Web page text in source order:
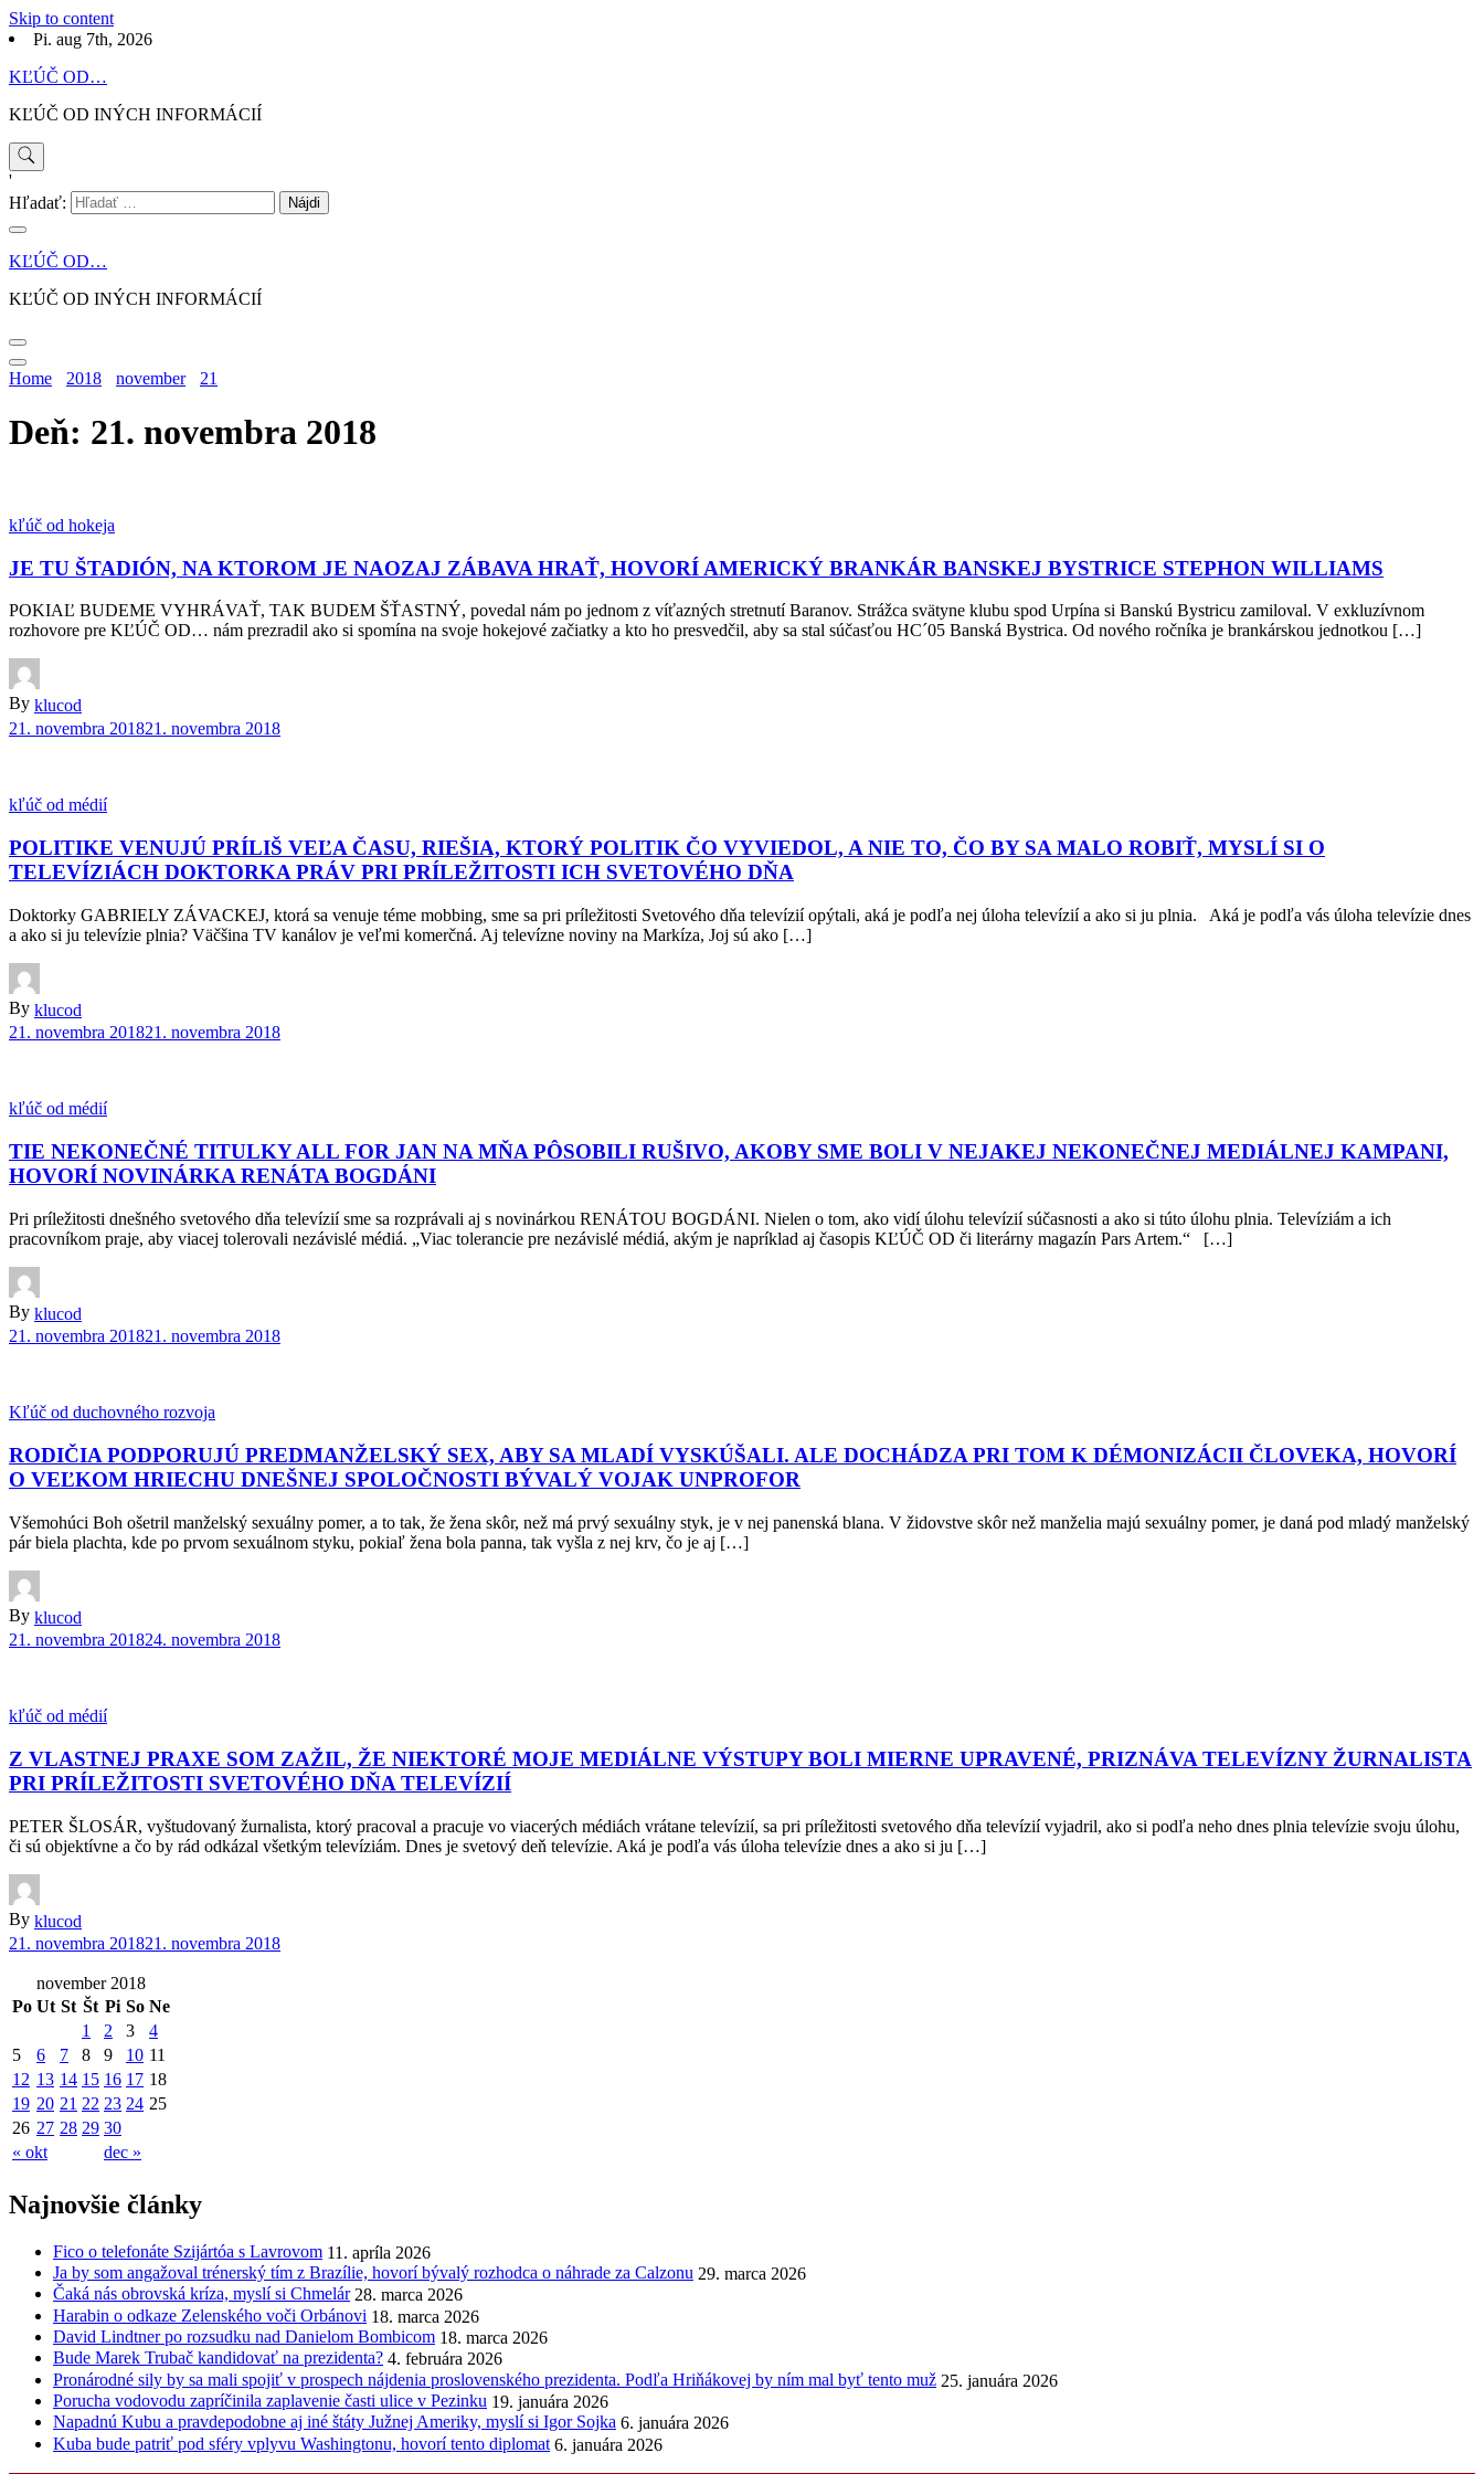
Skip to content
Pi. aug 7th, 2026
KĽÚČ OD…
KĽÚČ OD INÝCH INFORMÁCIÍ
'
Hľadať:
KĽÚČ OD…
KĽÚČ OD INÝCH INFORMÁCIÍ
Home 2018 november 21
Deň: 21. novembra 2018
kľúč od hokeja
JE TU ŠTADIÓN, NA KTOROM JE NAOZAJ ZÁBAVA HRAŤ, HOVORÍ AMERICKÝ BRANKÁR BANSKEJ BYSTRICE STEPHON WILLIAMS
POKIAĽ BUDEME VYHRÁVAŤ, TAK BUDEM ŠŤASTNÝ, povedal nám po jednom z víťazných stretnutí Baranov. Strážca svätyne klubu spod Urpína si Banskú Bystricu zamiloval. V exkluzívnom
rozhovore pre KĽÚČ OD… nám prezradil ako si spomína na svoje hokejové začiatky a kto ho presvedčil, aby sa stal súčasťou HC´05 Banská Bystrica. Od nového ročníka je brankárskou jednotkou […]
By klucod
21. novembra 201821. novembra 2018
kľúč od médií
POLITIKE VENUJÚ PRÍLIŠ VEĽA ČASU, RIEŠIA, KTORÝ POLITIK ČO VYVIEDOL, A NIE TO, ČO BY SA MALO ROBIŤ, MYSLÍ SI O
TELEVÍZIÁCH DOKTORKA PRÁV PRI PRÍLEŽITOSTI ICH SVETOVÉHO DŇA
Doktorky GABRIELY ZÁVACKEJ, ktorá sa venuje téme mobbing, sme sa pri príležitosti Svetového dňa televízií opýtali, aká je podľa nej úloha televízií a ako si ju plnia. Aká je podľa vás úloha televízie dnes
a ako si ju televízie plnia? Väčšina TV kanálov je veľmi komerčná. Aj televízne noviny na Markíza, Joj sú ako […]
By klucod
21. novembra 201821. novembra 2018
kľúč od médií
TIE NEKONEČNÉ TITULKY ALL FOR JAN NA MŇA PÔSOBILI RUŠIVO, AKOBY SME BOLI V NEJAKEJ NEKONEČNEJ MEDIÁLNEJ KAMPANI,
HOVORÍ NOVINÁRKA RENÁTA BOGDÁNI
Pri príležitosti dnešného svetového dňa televízií sme sa rozprávali aj s novinárkou RENÁTOU BOGDÁNI. Nielen o tom, ako vidí úlohu televízií súčasnosti a ako si túto úlohu plnia. Televíziám a ich
pracovníkom praje, aby viacej tolerovali nezávislé médiá. „Viac tolerancie pre nezávislé médiá, akým je napríklad aj časopis KĽÚČ OD či literárny magazín Pars Artem.“ […]
By klucod
21. novembra 201821. novembra 2018
Kľúč od duchovného rozvoja
RODIČIA PODPORUJÚ PREDMANŽELSKÝ SEX, ABY SA MLADÍ VYSKÚŠALI. ALE DOCHÁDZA PRI TOM K DÉMONIZÁCII ČLOVEKA, HOVORÍ
O VEĽKOM HRIECHU DNEŠNEJ SPOLOČNOSTI BÝVALÝ VOJAK UNPROFOR
Všemohúci Boh ošetril manželský sexuálny pomer, a to tak, že žena skôr, než má prvý sexuálny styk, je v nej panenská blana. V židovstve skôr než manželia majú sexuálny pomer, je daná pod mladý manželský
pár biela plachta, kde po prvom sexuálnom styku, pokiaľ žena bola panna, tak vyšla z nej krv, čo je aj […]
By klucod
21. novembra 201824. novembra 2018
kľúč od médií
Z VLASTNEJ PRAXE SOM ZAŽIL, ŽE NIEKTORÉ MOJE MEDIÁLNE VÝSTUPY BOLI MIERNE UPRAVENÉ, PRIZNÁVA TELEVÍZNY ŽURNALISTA
PRI PRÍLEŽITOSTI SVETOVÉHO DŇA TELEVÍZIÍ
PETER ŠLOSÁR, vyštudovaný žurnalista, ktorý pracoval a pracuje vo viacerých médiách vrátane televízií, sa pri príležitosti svetového dňa televízií vyjadril, ako si podľa neho dnes plnia televízie svoju úlohu,
či sú objektívne a čo by rád odkázal všetkým televíziám. Dnes je svetový deň televízie. Aká je podľa vás úloha televízie dnes a ako si ju […]
By klucod
21. novembra 201821. novembra 2018
november 2018
Po Ut St Št Pi So Ne
« okt dec »
1 2 3
4
5
6 7 8 9 10 11
12 13 14 15 16 17 18
19 20 21 22 23 24 25
26 27 28 29 30
Najnovšie články
Fico o telefonáte Szijártóa s Lavrovom 11. apríla 2026
Ja by som angažoval trénerský tím z Brazílie, hovorí bývalý rozhodca o náhrade za Calzonu 29. marca 2026
Čaká nás obrovská kríza, myslí si Chmelár 28. marca 2026
Harabin o odkaze Zelenského voči Orbánovi 18. marca 2026
David Lindtner po rozsudku nad Danielom Bombicom 18. marca 2026
Bude Marek Trubač kandidovať na prezidenta? 4. februára 2026
Pronárodné sily by sa mali spojiť v prospech nájdenia proslovenského prezidenta. Podľa Hriňákovej by ním mal byť tento muž 25. januára 2026
Porucha vodovodu zapríčinila zaplavenie časti ulice v Pezinku 19. januára 2026
Napadnú Kubu a pravdepodobne aj iné štáty Južnej Ameriky, myslí si Igor Sojka 6. januára 2026
Kuba bude patriť pod sféry vplyvu Washingtonu, hovorí tento diplomat 6. januára 2026